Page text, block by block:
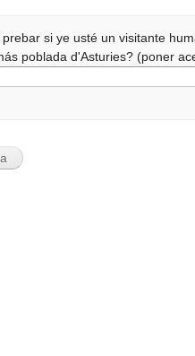
si ye usté un visitante
poblada d'Asturies? (poner